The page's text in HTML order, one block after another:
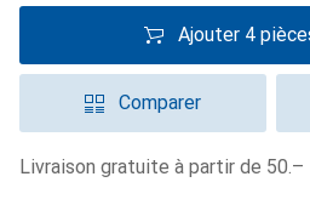
Ajouter 4
Comparer
Livraison gratuite à partir de 50.–